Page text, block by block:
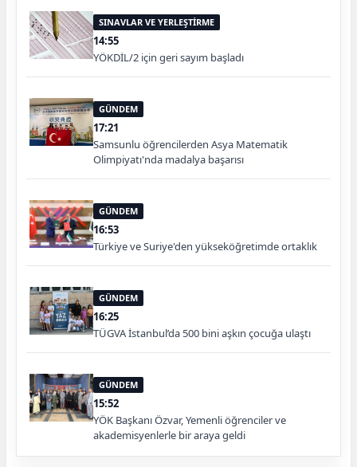
SINAVLAR VE YERLEŞTİRME
14:55
YÖKDİL/2 için geri sayım başladı
GÜNDEM
17:21
Samsunlu öğrencilerden Asya Matematik
Olimpiyatı'nda madalya başarısı
GÜNDEM
16:53
Türkiye ve Suriye'den yükseköğretimde ortaklık
GÜNDEM
16:25
TÜGVA İstanbul’da 500 bini aşkın çocuğa ulaştı
GÜNDEM
15:52
YÖK Başkanı Özvar, Yemenli öğrenciler ve
akademisyenlerle bir araya geldi